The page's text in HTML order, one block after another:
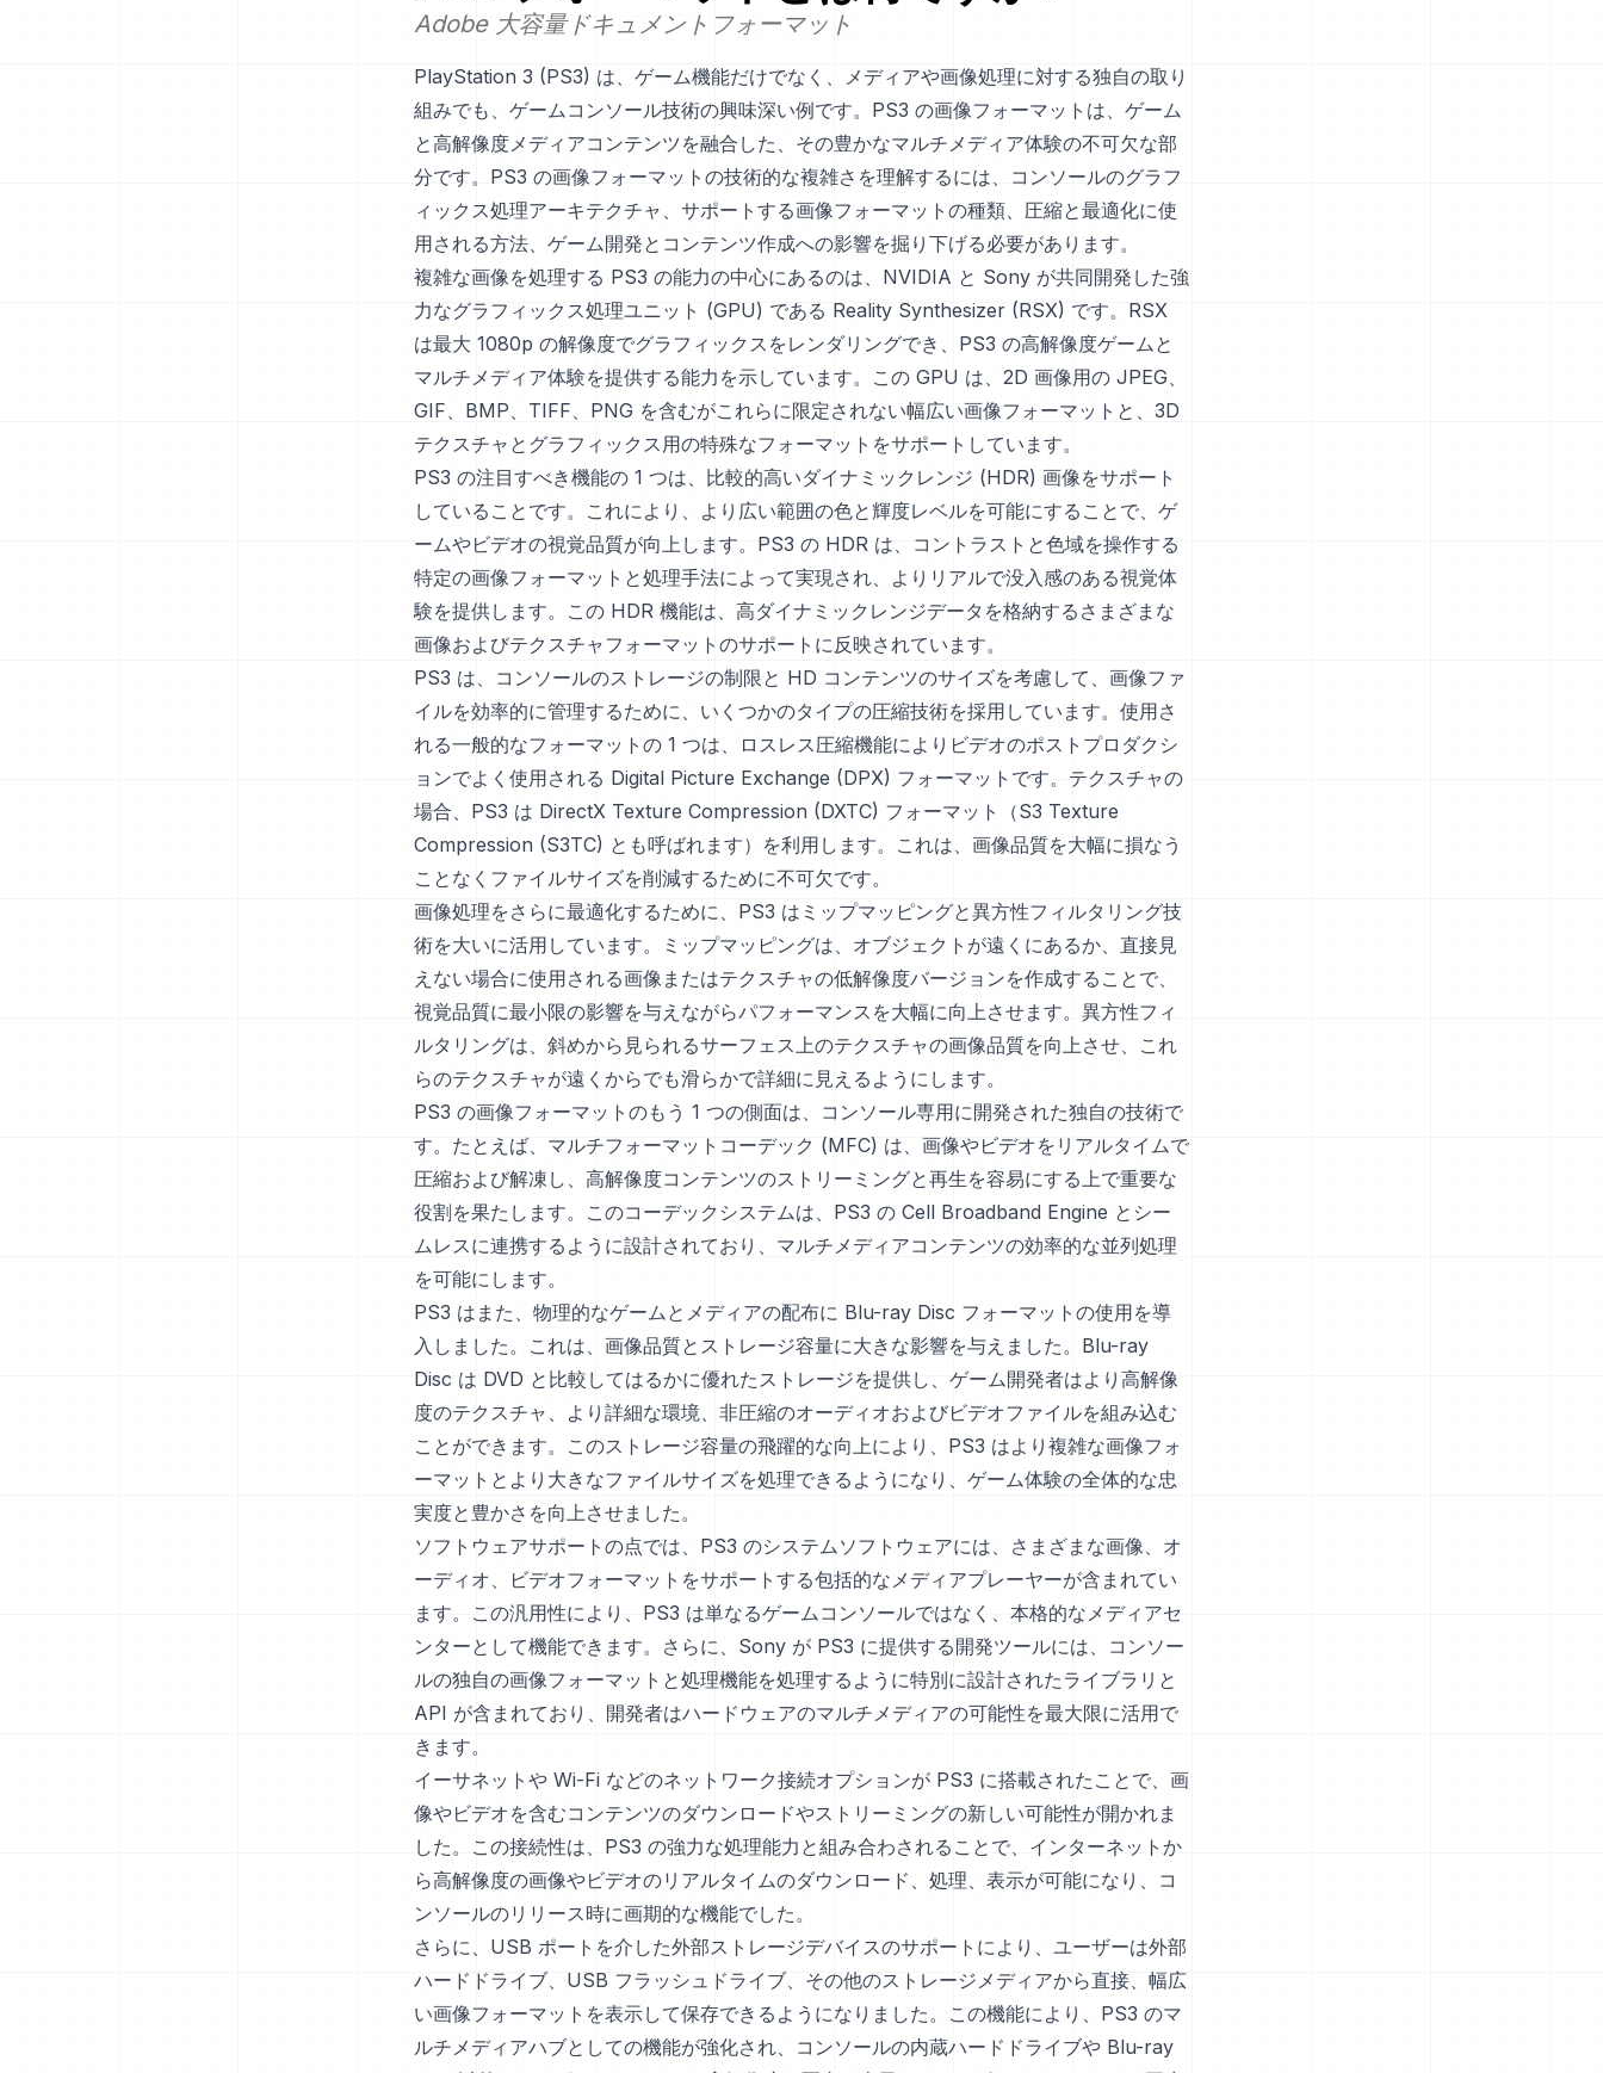
Adobe 大容量ドキュメントフォーマット
PlayStation 3 (PS3) は、ゲーム機能だけでなく、メディアや画像処理に対する独自の取り
組みでも、ゲームコンソール技術の興味深い例です。PS3 の画像フォーマットは、ゲーム
と高解像度メディアコンテンツを融合した、その豊かなマルチメディア体験の不可欠な部
分です。PS3 の画像フォーマットの技術的な複雑さを理解するには、コンソールのグラフ
ィックス処理アーキテクチャ、サポートする画像フォーマットの種類、圧縮と最適化に使
用される方法、ゲーム開発とコンテンツ作成への影響を掘り下げる必要があります。
複雑な画像を処理する PS3 の能力の中心にあるのは、NVIDIA と Sony が共同開発した強
力なグラフィックス処理ユニット (GPU) である Reality Synthesizer (RSX) です。RSX
は最大 1080p の解像度でグラフィックスをレンダリングでき、PS3 の高解像度ゲームと
マルチメディア体験を提供する能力を示しています。この GPU は、2D 画像用の JPEG、
GIF、BMP、TIFF、PNG を含むがこれらに限定されない幅広い画像フォーマットと、3D
テクスチャとグラフィックス用の特殊なフォーマットをサポートしています。
PS3 の注目すべき機能の 1 つは、比較的高いダイナミックレンジ (HDR) 画像をサポート
していることです。これにより、より広い範囲の色と輝度レベルを可能にすることで、ゲ
ームやビデオの視覚品質が向上します。PS3 の HDR は、コントラストと色域を操作する
特定の画像フォーマットと処理手法によって実現され、よりリアルで没入感のある視覚体
験を提供します。この HDR 機能は、高ダイナミックレンジデータを格納するさまざまな
画像およびテクスチャフォーマットのサポートに反映されています。
PS3 は、コンソールのストレージの制限と HD コンテンツのサイズを考慮して、画像ファ
イルを効率的に管理するために、いくつかのタイプの圧縮技術を採用しています。使用さ
れる一般的なフォーマットの 1 つは、ロスレス圧縮機能によりビデオのポストプロダクシ
ョンでよく使用される Digital Picture Exchange (DPX) フォーマットです。テクスチャの
場合、PS3 は DirectX Texture Compression (DXTC) フォーマット（S3 Texture
Compression (S3TC) とも呼ばれます）を利用します。これは、画像品質を大幅に損なう
ことなくファイルサイズを削減するために不可欠です。
画像処理をさらに最適化するために、PS3 はミップマッピングと異方性フィルタリング技
術を大いに活用しています。ミップマッピングは、オブジェクトが遠くにあるか、直接見
えない場合に使用される画像またはテクスチャの低解像度バージョンを作成することで、
視覚品質に最小限の影響を与えながらパフォーマンスを大幅に向上させます。異方性フィ
ルタリングは、斜めから見られるサーフェス上のテクスチャの画像品質を向上させ、これ
らのテクスチャが遠くからでも滑らかで詳細に見えるようにします。
PS3 の画像フォーマットのもう 1 つの側面は、コンソール専用に開発された独自の技術で
す。たとえば、マルチフォーマットコーデック (MFC) は、画像やビデオをリアルタイムで
圧縮および解凍し、高解像度コンテンツのストリーミングと再生を容易にする上で重要な
役割を果たします。このコーデックシステムは、PS3 の Cell Broadband Engine とシー
ムレスに連携するように設計されており、マルチメディアコンテンツの効率的な並列処理
を可能にします。
PS3 はまた、物理的なゲームとメディアの配布に Blu-ray Disc フォーマットの使用を導
入しました。これは、画像品質とストレージ容量に大きな影響を与えました。Blu-ray
Disc は DVD と比較してはるかに優れたストレージを提供し、ゲーム開発者はより高解像
度のテクスチャ、より詳細な環境、非圧縮のオーディオおよびビデオファイルを組み込む
ことができます。このストレージ容量の飛躍的な向上により、PS3 はより複雑な画像フォ
ーマットとより大きなファイルサイズを処理できるようになり、ゲーム体験の全体的な忠
実度と豊かさを向上させました。
ソフトウェアサポートの点では、PS3 のシステムソフトウェアには、さまざまな画像、オ
ーディオ、ビデオフォーマットをサポートする包括的なメディアプレーヤーが含まれてい
ます。この汎用性により、PS3 は単なるゲームコンソールではなく、本格的なメディアセ
ンターとして機能できます。さらに、Sony が PS3 に提供する開発ツールには、コンソー
ルの独自の画像フォーマットと処理機能を処理するように特別に設計されたライブラリと
API が含まれており、開発者はハードウェアのマルチメディアの可能性を最大限に活用で
きます。
イーサネットや Wi-Fi などのネットワーク接続オプションが PS3 に搭載されたことで、画
像やビデオを含むコンテンツのダウンロードやストリーミングの新しい可能性が開かれま
した。この接続性は、PS3 の強力な処理能力と組み合わされることで、インターネットか
ら高解像度の画像やビデオのリアルタイムのダウンロード、処理、表示が可能になり、コ
ンソールのリリース時に画期的な機能でした。
さらに、USB ポートを介した外部ストレージデバイスのサポートにより、ユーザーは外部
ハードドライブ、USB フラッシュドライブ、その他のストレージメディアから直接、幅広
い画像フォーマットを表示して保存できるようになりました。この機能により、PS3 のマ
ルチメディアハブとしての機能が強化され、コンソールの内蔵ハードドライブや Blu-ray